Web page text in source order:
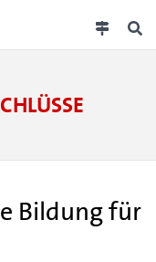
Bildung für